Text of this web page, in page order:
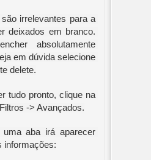
irrelevantes para a
deixados em branco.
absolutamente
em dúvida selecione
delete.
tudo pronto, clique na
-> Avançados.
uma aba irá aparecer
informações: